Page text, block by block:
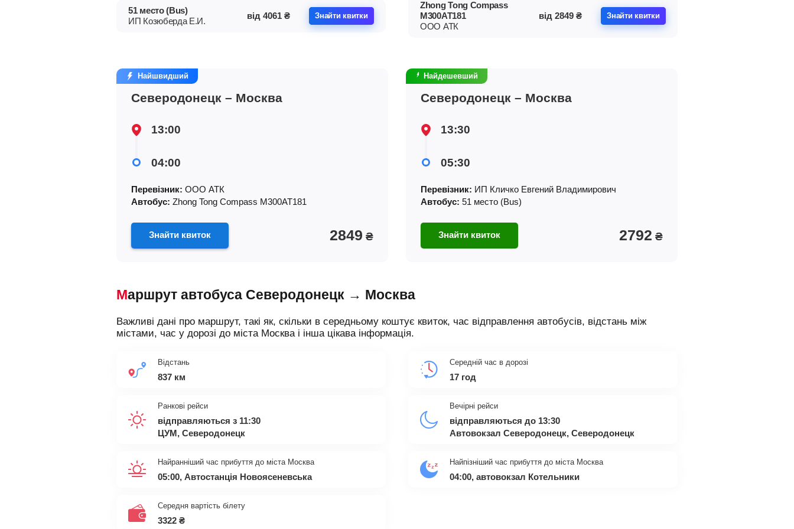
51 место (Bus)
ИП Козюберда Е.И.
від 4061 ₴ Знайти квитки
Zhong Tong Compass
М300АТ181
ООО АТК
від 2849 ₴ Знайти квитки
Найшвидший
Северодонецк – Москва
13:00
04:00
Перевізник: ООО АТК
Автобус: Zhong Tong Compass М300АТ181
Знайти квиток 2849 ₴
Найдешевший
Северодонецк – Москва
13:30
05:30
Перевізник: ИП Кличко Евгений Владимирович
Автобус: 51 место (Bus)
Знайти квиток 2792 ₴
Маршрут автобуса Северодонецк → Москва
Важливі дані про маршрут, такі як, скільки в середньому коштує квиток, час відправлення автобусів, відстань між
містами, час у дорозі до міста Москва і інша цікава інформація.
Відстань
837 км
Середній час в дорозі
17 год
Ранкові рейси
відправляються з 11:30
ЦУМ, Северодонецк
Вечірні рейси
відправляються до 13:30
Автовокзал Северодонецк, Северодонецк
Найранніший час прибуття до міста Москва
05:00, Автостанція Новоясеневська
Найпізніший час прибуття до міста Москва
04:00, автовокзал Котельники
Середня вартість білету
3322 ₴